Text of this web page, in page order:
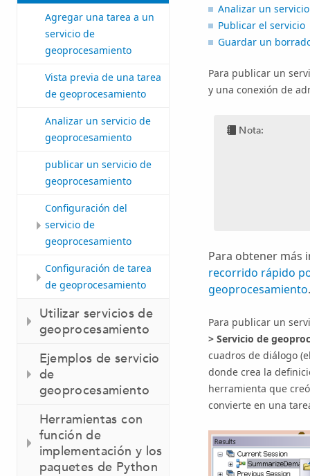
Agregar una tarea a un
servicio de
geoprocesamiento
Vista previa de una tarea
de geoprocesamiento
Analizar un servicio de
geoprocesamiento
publicar un servicio de
geoprocesamiento
Configuración del
servicio de
geoprocesamiento
Configuración de tarea
de geoprocesamiento
Utilizar servicios de
geoprocesamiento
Ejemplos de servicio
de
geoprocesamiento
Herramientas con
función de
implementación y los
paquetes de Python
Analizar un servicio
Publicar el servicio
Guardar un
Para publicar un
y una conexión de
Nota:
Para obtener más
recorrido rápido
geoprocesamiento.
Para publicar un
>Servicio de
cuadros de diálogo
donde crea la
herramienta que
convierte en una